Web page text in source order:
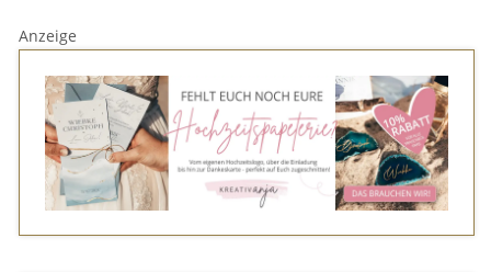
Anzeige